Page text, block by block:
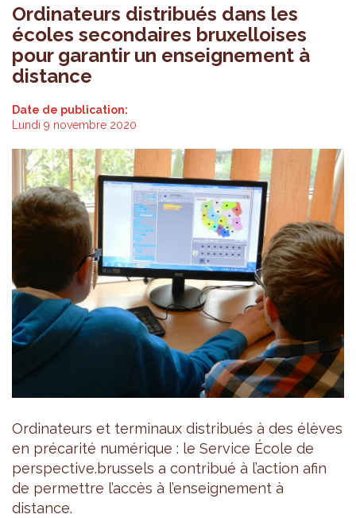
Ordinateurs distribués dans les
écoles secondaires bruxelloises
pour garantir un enseignement à
distance
Date de publication:
Lundi 9 novembre 2020
Ordinateurs et terminaux distribués à des élèves
en précarité numérique : le Service École de
perspective.brussels a contribué à l’action afin
de permettre l’accès à l’enseignement à
distance.